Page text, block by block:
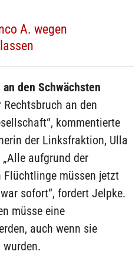
A. wegen
den Schwächsten
Rechtsbruch an den
kommentierte
der Linksfraktion, Ulla
aufgrund der
Flüchtlinge müssen jetzt
sofort“, fordert Jelpke.
müsse eine
auch wenn sie